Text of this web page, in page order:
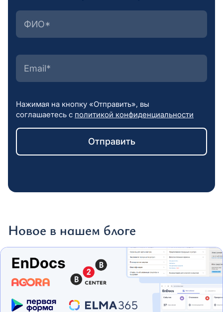
Нажимая на кнопку «Отправить», вы
соглашаетесь с политикой конфиденциальности
Новое в нашем блоге